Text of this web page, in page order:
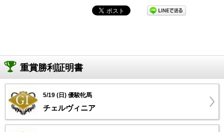
重賞勝利証明書
5/19 (日) 優駿牝馬
チェルヴィニア